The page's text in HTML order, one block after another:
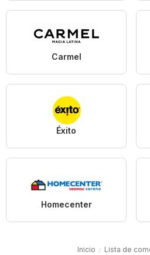
Carmel
Éxito
Homecenter
Inicio Lista de